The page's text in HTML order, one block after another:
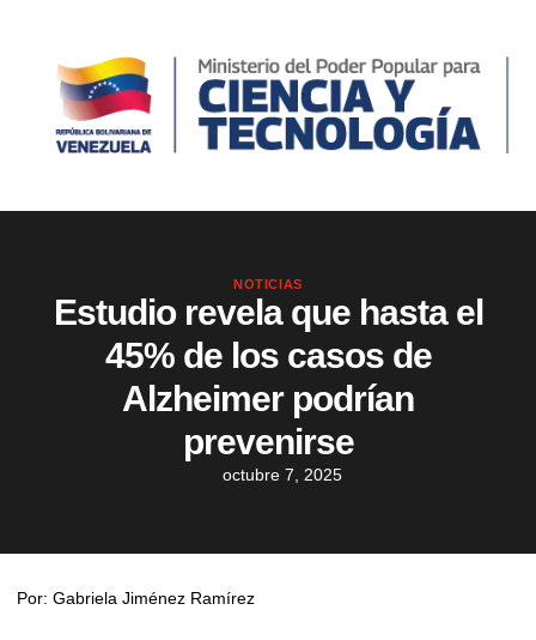
NOTICIAS
Estudio revela que hasta el
45% de los casos de
Alzheimer podrían
prevenirse
octubre 7, 2025
Por: Gabriela Jiménez Ramírez